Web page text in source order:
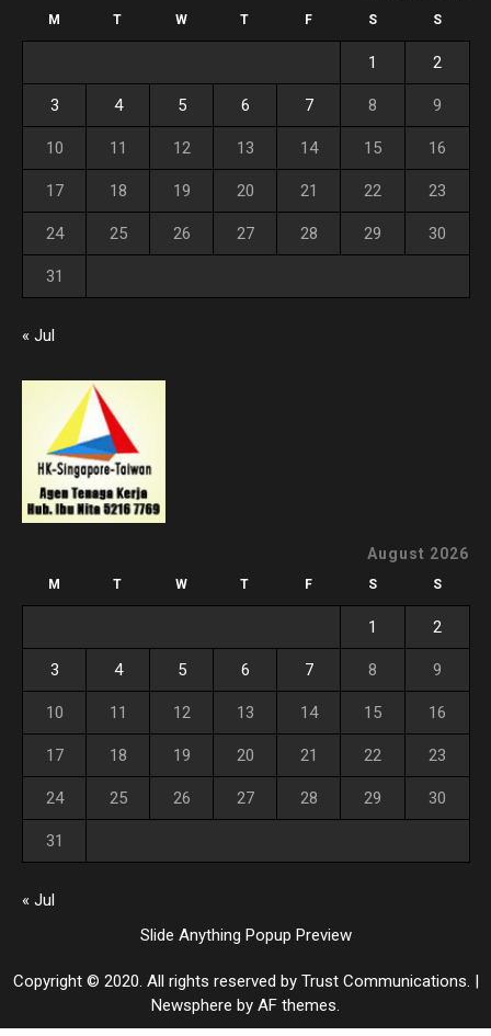
M T W T F S S
1 2
3 4 5 6 7 8 9
10 11 12 13 14 15 16
17 18 19 20 21 22 23
24 25 26 27 28 29 30
31
« Jul
August 2026
M T W T F S S
1 2
3 4 5 6 7 8 9
10 11 12 13 14 15 16
17 18 19 20 21 22 23
24 25 26 27 28 29 30
31
« Jul
Slide Anything Popup Preview
Copyright © 2020. All rights reserved by Trust Communications. |
Newsphere by AF themes.